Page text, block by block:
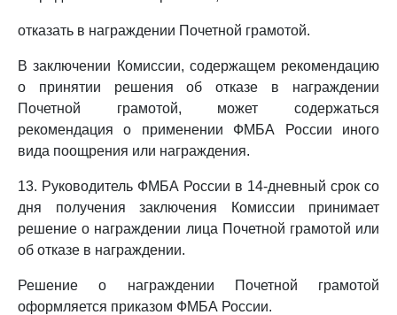
отказать в награждении Почетной грамотой.
В заключении Комиссии, содержащем рекомендацию
о принятии решения об отказе в награждении
Почетной грамотой, может содержаться
рекомендация о применении ФМБА России иного
вида поощрения или награждения.
13. Руководитель ФМБА России в 14-дневный срок со
дня получения заключения Комиссии принимает
решение о награждении лица Почетной грамотой или
об отказе в награждении.
Решение о награждении Почетной грамотой
оформляется приказом ФМБА России.